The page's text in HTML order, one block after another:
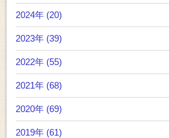
2024年 (20)
2023年 (39)
2022年 (55)
2021年 (68)
2020年 (69)
2019年 (61)